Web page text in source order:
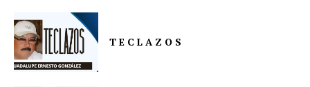
T E C L A Z O S